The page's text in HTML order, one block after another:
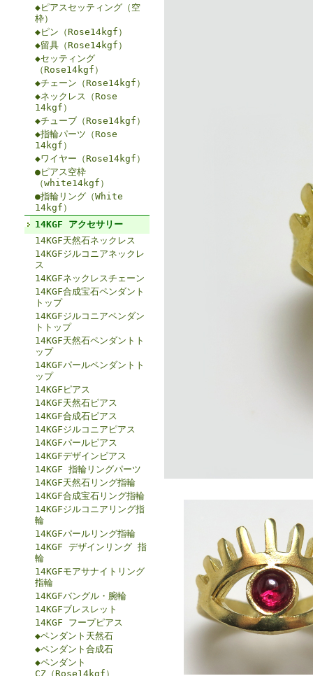
◆ピアスセッティング（空
枠）
◆ピン（Rose14kgf）
◆留具（Rose14kgf）
◆セッティング
（Rose14kgf）
◆チェーン（Rose14kgf）
◆ネックレス（Rose
14kgf）
◆チューブ（Rose14kgf）
◆指輪パーツ（Rose
14kgf）
◆ワイヤー（Rose14kgf）
●ピアス空枠
（white14kgf）
●指輪リング（White
14kgf）
14KGF アクセサリー
14KGF天然石ネックレス
14KGFジルコニアネックレ
ス
14KGFネックレスチェーン
14KGF合成宝石ペンダント
トップ
14KGFジルコニアペンダン
トトップ
14KGF天然石ペンダントト
ップ
14KGFパールペンダントト
ップ
14KGFピアス
14KGF天然石ピアス
14KGF合成石ピアス
14KGFジルコニアピアス
14KGFパールピアス
14KGFデザインピアス
14KGF 指輪リングパーツ
14KGF天然石リング指輪
14KGF合成宝石リング指輪
14KGFジルコニアリング指
輪
14KGFパールリング指輪
14KGF デザインリング 指
輪
14KGFモアサナイトリング
指輪
14KGFバングル・腕輪
14KGFブレスレット
14KGF フープピアス
◆ペンダント天然石
◆ペンダント合成石
◆ペンダント
CZ（Rose14kgf）